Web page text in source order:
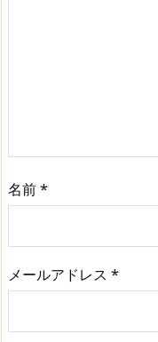
名前*
メールアドレス *